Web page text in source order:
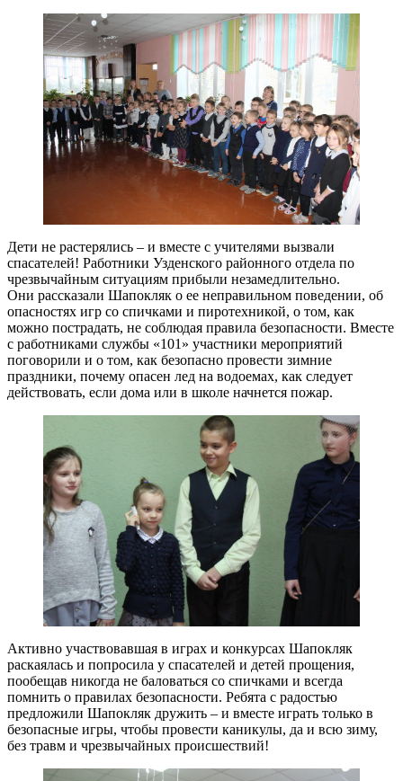
Дети не растерялись – и вместе с учителями вызвали
спасателей! Работники Узденского районного отдела по
чрезвычайным ситуациям прибыли незамедлительно.
Они рассказали Шапокляк о ее неправильном поведении, об
опасностях игр со спичками и пиротехникой, о том, как
можно пострадать, не соблюдая правила безопасности. Вместе
с работниками службы «101» участники мероприятий
поговорили и о том, как безопасно провести зимние
праздники, почему опасен лед на водоемах, как следует
действовать, если дома или в школе начнется пожар.
Активно участвовавшая в играх и конкурсах Шапокляк
раскаялась и попросила у спасателей и детей прощения,
пообещав никогда не баловаться со спичками и всегда
помнить о правилах безопасности. Ребята с радостью
предложили Шапокляк дружить – и вместе играть только в
безопасные игры, чтобы провести каникулы, да и всю зиму,
без травм и чрезвычайных происшествий!